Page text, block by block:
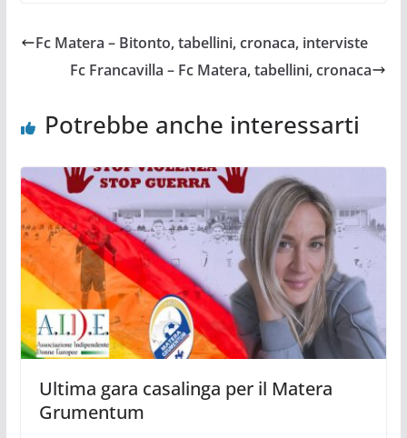
Fc Matera – Bitonto, tabellini, cronaca, interviste
Fc Francavilla – Fc Matera, tabellini, cronaca
Potrebbe anche interessarti
Ultima gara casalinga per il Matera
Grumentum